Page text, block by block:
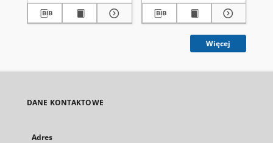
Więcej
DANE KONTAKTOWE
Adres